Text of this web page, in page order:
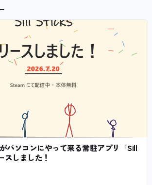
パソコンにやって来る常駐アプリ「Sill
スしました！